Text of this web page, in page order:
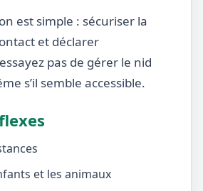
est simple : sécuriser la
et déclarer
pas de gérer le nid
s’il semble accessible.
et les animaux